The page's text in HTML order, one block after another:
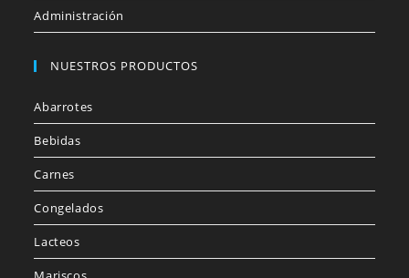
Administración
NUESTROS PRODUCTOS
Abarrotes
Bebidas
Carnes
Congelados
Lacteos